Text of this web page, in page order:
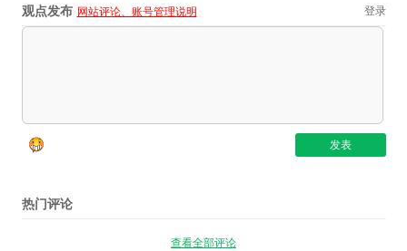
观点发布 网站评论、账号管理说明 登录
热门评论
查看全部评论